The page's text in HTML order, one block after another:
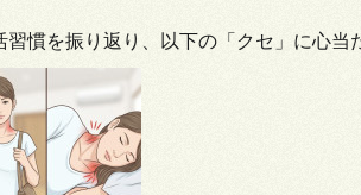
習慣を振り返り、以下の「クセ」に心当